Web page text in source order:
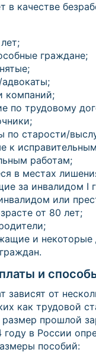
в качестве
граждане;
компаний;
по трудовому
по старости/
к
работам;
в местах
за инвалидом I
или
от 80 лет;
и некоторые
и
зависят от
как трудовой
размер прошлой
году в России
пособий: